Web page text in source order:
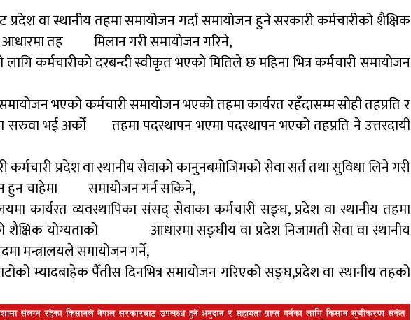
वा स्थानीय तहमा समायोजन गर्दा समायोजन हुने सरकारी कर्मचारीको शैक्षिक
आधारमा तह मिलान गरी समायोजन गरिने,
कर्मचारीको दरबन्दी स्वीकृत भएको मितिले छ महिना भित्र कर्मचारी समायोजन
भएको कर्मचारी समायोजन भएको तहमा कार्यरत रहँदासम्म सोही तहप्रति र
सरुवा भई अर्को तहमा पदस्थापन भएमा पदस्थापन भएको तहप्रति ने उत्तरदायी
प्रदेश वा स्थानीय सेवाको कानुनबमोजिमको सेवा सर्त तथा सुविधा लिने गरी
हुन चाहेमा समायोजन गर्न सकिने,
कार्यरत व्यवस्थापिका संसद् सेवाका कर्मचारी सङ्घ, प्रदेश वा स्थानीय तहमा
शैक्षिक योग्यताको आधारमा सङ्घीय वा प्रदेश निजामती सेवा वा स्थानीय
मन्त्रालयले समायोजन गर्ने,
म्यादबाहेक पैँतीस दिनभित्र समायोजन गरिएको सङ्घ,प्रदेश वा स्थानीय तहको